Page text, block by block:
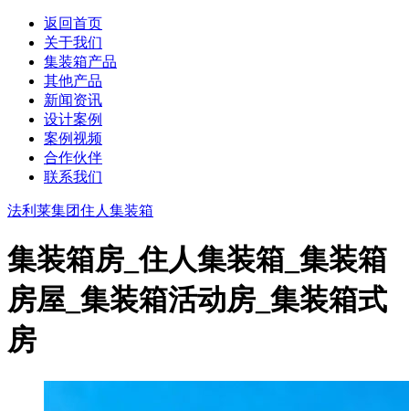
返回首页
关于我们
集装箱产品
其他产品
新闻资讯
设计案例
案例视频
合作伙伴
联系我们
法利莱集团住人集装箱
集装箱房_住人集装箱_集装箱
房屋_集装箱活动房_集装箱式
房